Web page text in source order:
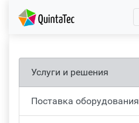
(current)
Услуги и решения
Поставка оборудования